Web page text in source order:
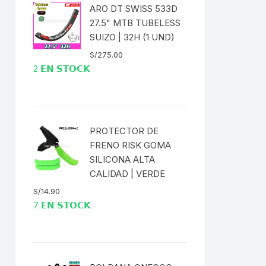
EXTRACTOR LLAVES PARA
MONOPLATOS
ARO DT SWISS 533D
27.5" MTB TUBELESS
SUIZO | 32H (1 UND)
S/275.00
2 𝗘𝗡 𝗦𝗧𝗢𝗖𝗞
PROTECTOR DE
FRENO RISK GOMA
SILICONA ALTA
CALIDAD | VERDE
S/14.90
7 𝗘𝗡 𝗦𝗧𝗢𝗖𝗞